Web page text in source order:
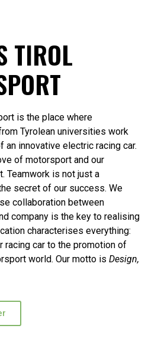
TIROL
is the place where
Tyrolean universities work
an innovative electric racing car.
of motorsport and our
Teamwork is not just a
secret of our success. We
collaboration between
company is the key to realising
characterises everything:
racing car to the promotion of
world. Our motto is Design,